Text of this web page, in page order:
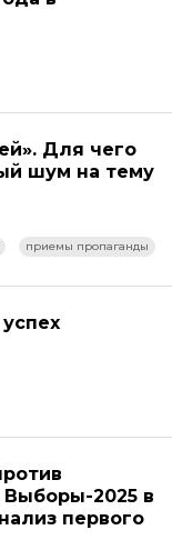
Для чего
шум на тему
приемы пропаганды
Выборы-2025 в
первого